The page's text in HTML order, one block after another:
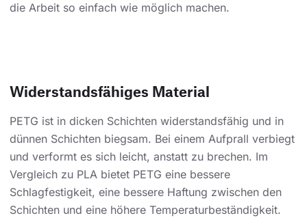
die Arbeit so einfach wie möglich machen.
Widerstandsfähiges Material
PETG ist in dicken Schichten widerstandsfähig und in
dünnen Schichten biegsam. Bei einem Aufprall verbiegt
und verformt es sich leicht, anstatt zu brechen. Im
Vergleich zu PLA bietet PETG eine bessere
Schlagfestigkeit, eine bessere Haftung zwischen den
Schichten und eine höhere Temperaturbeständigkeit.